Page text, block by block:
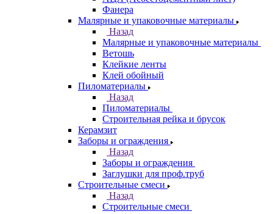
Фанера
Малярные и упаковочные материалы
Назад
Малярные и упаковочные материалы
Ветошь
Клейкие ленты
Клей обойный
Пиломатериалы
Назад
Пиломатериалы
Строительная рейка и брусок
Керамзит
Заборы и ограждения
Назад
Заборы и ограждения
Заглушки для проф.труб
Строительные смеси
Назад
Строительные смеси